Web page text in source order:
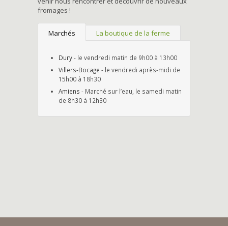
fromages !
Marchés La boutique de la ferme
Dury- le vendredi matin de 9h00 à 13h00
Villers-Bocage - le vendredi après-midi de
15h00 à 18h30
Amiens - Marché sur l’eau, le samedi matin
de 8h30 à 12h30